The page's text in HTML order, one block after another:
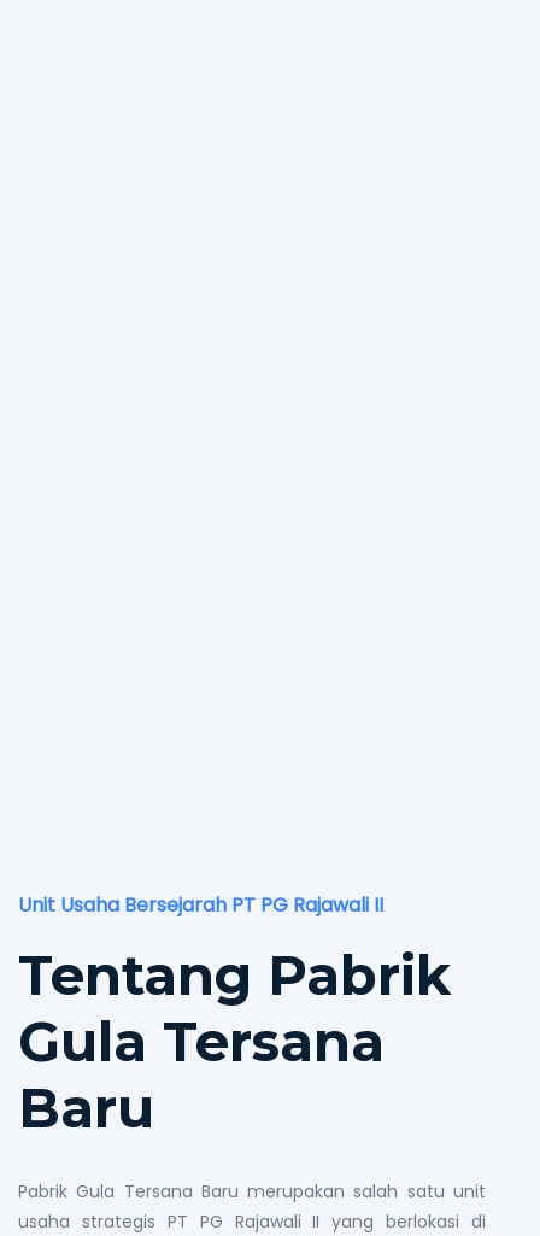
Unit Usaha Bersejarah PT PG Rajawali II
Tentang Pabrik
Gula Tersana
Baru
Pabrik Gula Tersana Baru merupakan salah satu unit
usaha strategis PT PG Rajawali II yang berlokasi di